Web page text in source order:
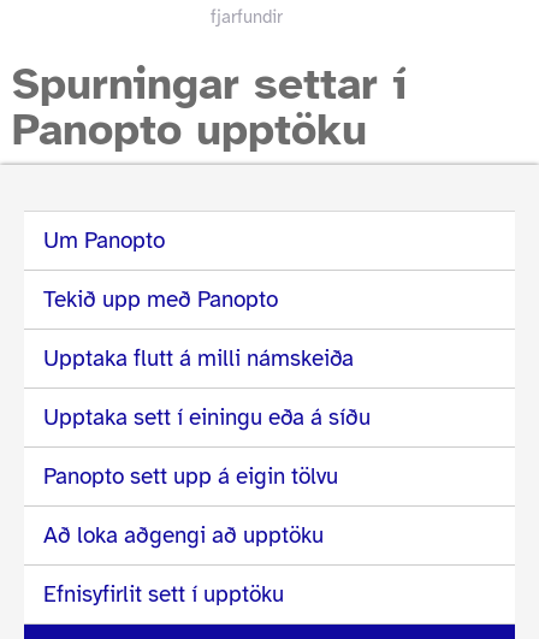
fjarfundir
Spurningar settar í
Panopto upptöku
Um Panopto
Tekið upp með Panopto
Upptaka flutt á milli námskeiða
Upptaka sett í einingu eða á síðu
Panopto sett upp á eigin tölvu
Að loka aðgengi að upptöku
Efnisyfirlit sett í upptöku